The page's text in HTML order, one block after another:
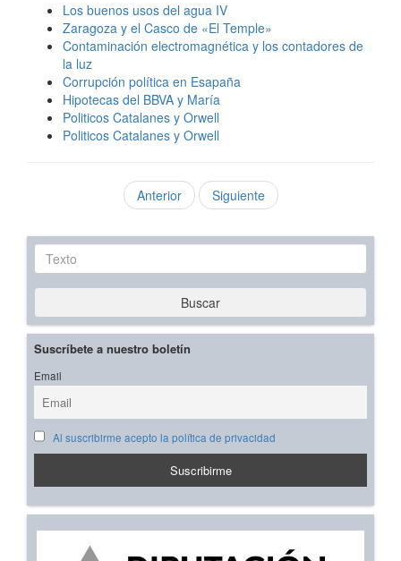
Los buenos usos del agua IV
Zaragoza y el Casco de «El Temple»
Contaminación electromagnética y los contadores de
la luz
Corrupción política en Esapaña
Hipotecas del BBVA y María
Politicos Catalanes y Orwell
Politicos Catalanes y Orwell
Anterior Siguiente
Texto
Buscar
Suscríbete a nuestro boletín
Email
Al suscribirme acepto la política de privacidad